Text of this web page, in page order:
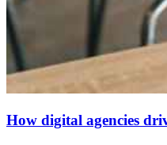
How digital agencies